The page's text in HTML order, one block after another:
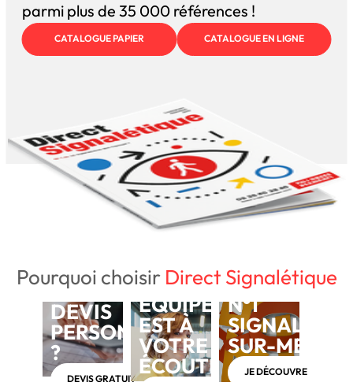
parmi plus de 35 000 références !
CATALOGUE PAPIER CATALOGUE EN LIGNE
Pourquoi choisir Direct Signalétique
BESOIN D'UN
DEVIS
PERSONNALISÉ
?
DEVIS GRATUIT
NOTRE
ÉQUIPE
EST À
VOTRE
ÉCOUTE
N°1
SUR-
JE DÉCOUVRE